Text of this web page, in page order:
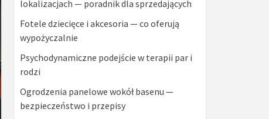
lokalizacjach — poradnik dla sprzedających
Fotele dziecięce i akcesoria — co oferują
wypożyczalnie
Psychodynamiczne podejście w terapii par i
rodzi
Ogrodzenia panelowe wokół basenu —
bezpieczeństwo i przepisy